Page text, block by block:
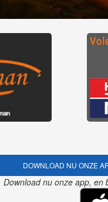
DOWNLOAD NU ONZE
Download nu onze app, en